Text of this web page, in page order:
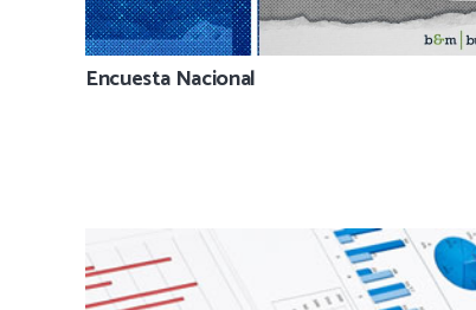
Encuesta Nacional